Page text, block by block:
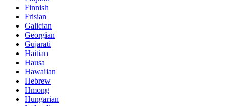
Finnish
Frisian
Galician
Georgian
Gujarati
Haitian
Hausa
Hawaiian
Hebrew
Hmong
Hungarian